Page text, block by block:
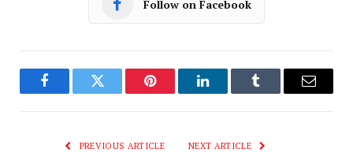
Follow on Facebook
FacebookTwitter Pinterest LinkedInTumblr Email
PREVIOUS ARTICLE NEXT ARTICLE